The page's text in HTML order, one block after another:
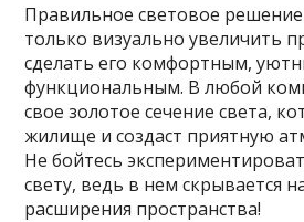
Правильное световое
только визуально увеличить
сделать его комфортным,
функциональным. В любой
свое золотое сечение света,
жилище и создаст приятную
Не бойтесь
свету, ведь в нем скрывается
расширения пространства!